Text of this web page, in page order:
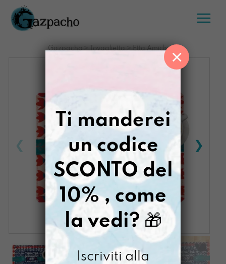
Salta
contenuto
Gazpacho> Tovaglietta > Etta Amiche
Ti manderei
un codice
SCONTO del
10% , come
la vedi? 🎁
Iscriviti alla
×